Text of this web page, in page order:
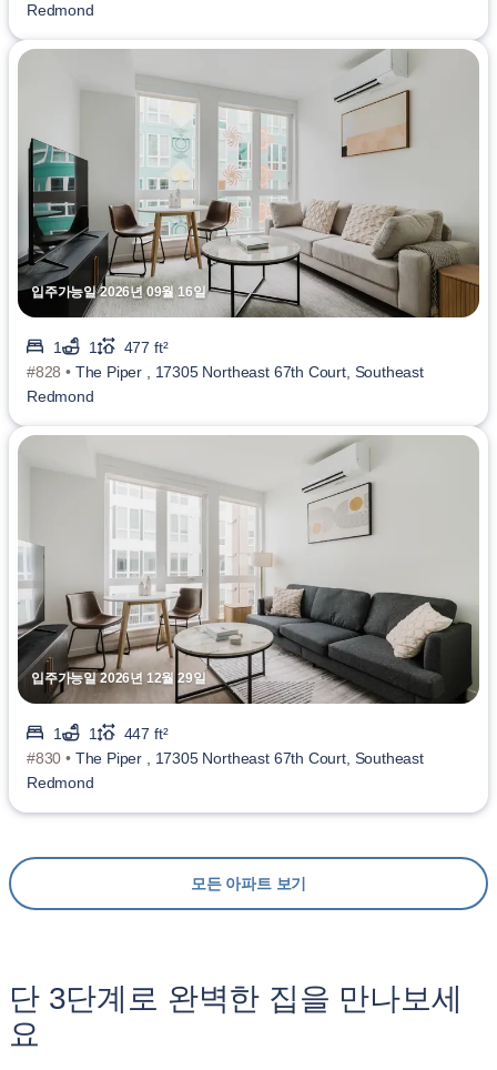
Redmond
입주가능일 2026년 09월 16일
1 1
477 ft²
#828 • The Piper , 17305 Northeast 67th Court, Southeast
Redmond
입주가능일 2026년 12월 29일
1 1
447 ft²
#830 • The Piper , 17305 Northeast 67th Court, Southeast
Redmond
모든 아파트 보기
단 3단계로 완벽한 집을 만나보세
요